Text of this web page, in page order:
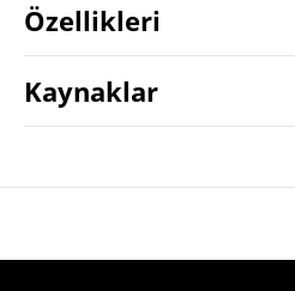
Özellikleri
Kaynaklar